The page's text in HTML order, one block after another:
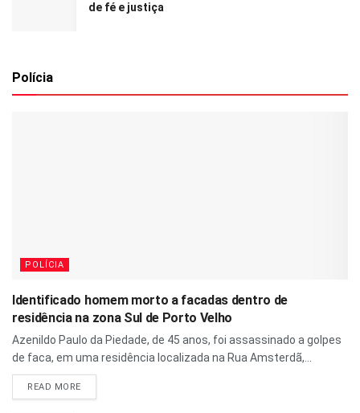
de fé e justiça
Polícia
POLÍCIA
Identificado homem morto a facadas dentro de
residência na zona Sul de Porto Velho
Azenildo Paulo da Piedade, de 45 anos, foi assassinado a golpes
de faca, em uma residência localizada na Rua Amsterdã,...
READ MORE